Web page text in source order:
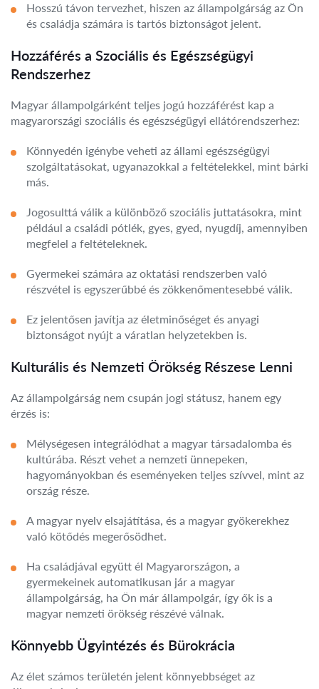
Hosszú távon tervezhet, hiszen az állampolgárság az Ön
és családja számára is tartós biztonságot jelent.
Hozzáférés a Szociális és Egészségügyi
Rendszerhez
Magyar állampolgárként teljes jogú hozzáférést kap a
magyarországi szociális és egészségügyi ellátórendszerhez:
Könnyedén igénybe veheti az állami egészségügyi
szolgáltatásokat, ugyanazokkal a feltételekkel, mint bárki
más.
Jogosulttá válik a különböző szociális juttatásokra, mint
például a családi pótlék, gyes, gyed, nyugdíj, amennyiben
megfelel a feltételeknek.
Gyermekei számára az oktatási rendszerben való
részvétel is egyszerűbbé és zökkenőmentesebbé válik.
Ez jelentősen javítja az életminőséget és anyagi
biztonságot nyújt a váratlan helyzetekben is.
Kulturális és Nemzeti Örökség Részese Lenni
Az állampolgárság nem csupán jogi státusz, hanem egy
érzés is:
Mélységesen integrálódhat a magyar társadalomba és
kultúrába. Részt vehet a nemzeti ünnepeken,
hagyományokban és eseményeken teljes szívvel, mint az
ország része.
A magyar nyelv elsajátítása, és a magyar gyökerekhez
való kötődés megerősödhet.
Ha családjával együtt él Magyarországon, a
gyermekeinek automatikusan jár a magyar
állampolgárság, ha Ön már állampolgár, így ők is a
magyar nemzeti örökség részévé válnak.
Könnyebb Ügyintézés és Bürokrácia
Az élet számos területén jelent könnyebbséget az